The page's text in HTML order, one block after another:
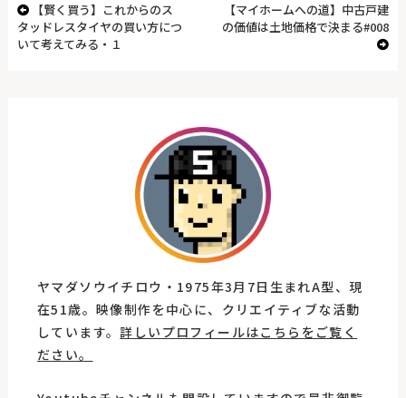
【賢く買う】これからのス
タッドレスタイヤの買い方につ
いて考えてみる・１
【マイホームへの道】中古戸建
の価値は土地価格で決まる#008
ヤマダソウイチロウ・1975年3月7日生まれA型、現
在51歳。映像制作を中心に、クリエイティブな活動
しています。詳しいプロフィールはこちらをご覧く
ださい。